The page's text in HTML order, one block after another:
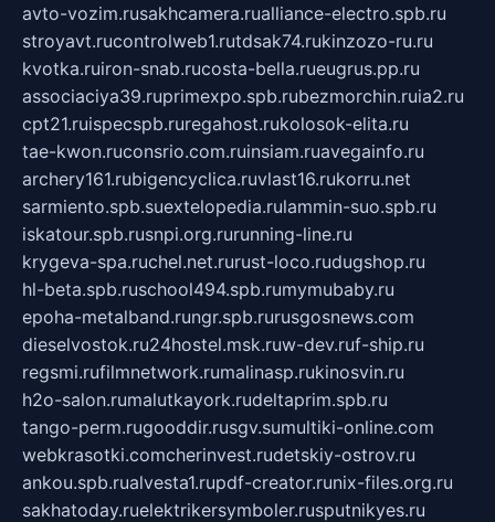
avto-vozim.rusakhcamera.rualliance-electro.spb.ru
stroyavt.rucontrolweb1.rutdsak74.rukinzozo-ru.ru
kvotka.ruiron-snab.rucosta-bella.rueugrus.pp.ru
associaciya39.ruprimexpo.spb.rubezmorchin.ruia2.ru
cpt21.ruispecspb.ruregahost.rukolosok-elita.ru
tae-kwon.ruconsrio.com.ruinsiam.ruavegainfo.ru
archery161.rubigencyclica.ruvlast16.rukorru.net
sarmiento.spb.suextelopedia.rulammin-suo.spb.ru
iskatour.spb.rusnpi.org.rurunning-line.ru
krygeva-spa.ruchel.net.rurust-loco.rudugshop.ru
hl-beta.spb.ruschool494.spb.rumymubaby.ru
epoha-metalband.rungr.spb.rurusgosnews.com
dieselvostok.ru24hostel.msk.ruw-dev.ruf-ship.ru
regsmi.rufilmnetwork.rumalinasp.rukinosvin.ru
h2o-salon.rumalutkayork.rudeltaprim.spb.ru
tango-perm.rugooddir.rusgv.sumultiki-online.com
webkrasotki.comcherinvest.rudetskiy-ostrov.ru
ankou.spb.rualvesta1.rupdf-creator.runix-files.org.ru
sakhatoday.ruelektrikersymboler.rusputnikyes.ru